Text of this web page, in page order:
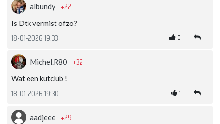
albundy +22
Is Dtk vermist ofzo?
18-01-2026 19:33 0
Michel.R80 +32
Wat een kutclub !
18-01-2026 19:30 1
aadjeee +29